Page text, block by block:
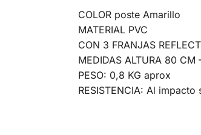
COLOR poste Amarillo
MATERIAL PVC
CON 3 FRANJAS
MEDIDAS ALTURA 80 CM
PESO: 0,8 KG aprox
RESISTENCIA: Al